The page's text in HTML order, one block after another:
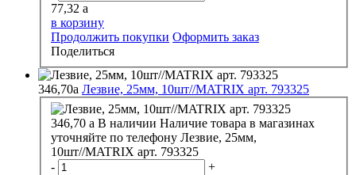
77,32 a
в корзину
Продолжить покупки Оформить заказ
Поделиться
346,70a Лезвие, 25мм, 10шт//MATRIX арт. 793325
346,70 a В наличии Наличие товара в магазинах
уточняйте по телефону Лезвие, 25мм,
10шт//MATRIX арт. 793325
-
+